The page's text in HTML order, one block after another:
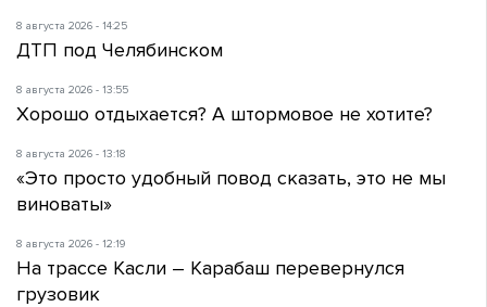
8 августа 2026 - 14:25
ДТП под Челябинском
8 августа 2026 - 13:55
Хорошо отдыхается? А штормовое не хотите?
8 августа 2026 - 13:18
«Это просто удобный повод сказать, это не мы
виноваты»
8 августа 2026 - 12:19
На трассе Касли – Карабаш перевернулся
грузовик